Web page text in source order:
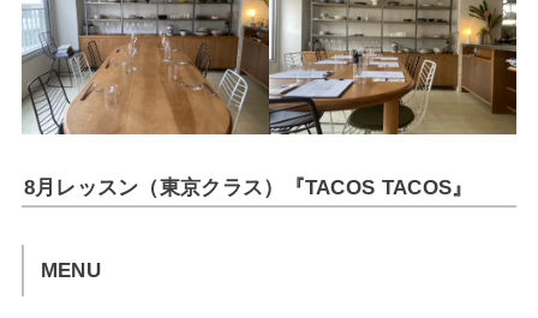
8月レッスン（東京クラス）『TACOS TACOS』
MENU